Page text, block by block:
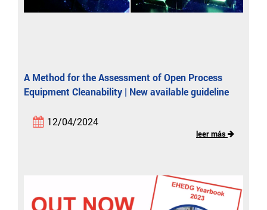
A Method for the Assessment of Open Process
Equipment Cleanability | New available guideline
12/04/2024
leer más